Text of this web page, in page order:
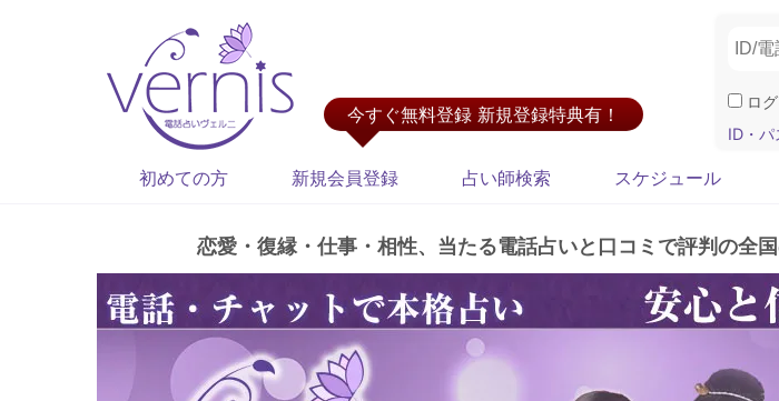
今すぐ無料登録 新規登録特典有！
ロ
ID・
初めての方 新規会員登録 占い師検索 スケジュール
恋愛・復縁・仕事・相性、当たる電話占いと口コミで評判の全